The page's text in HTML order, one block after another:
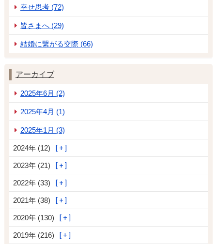
幸せ思考 (72)
皆さまへ (29)
結婚に繋がる交際 (66)
アーカイブ
2025年6月 (2)
2025年4月 (1)
2025年1月 (3)
2024年 (12)
2023年 (21)
2022年 (33)
2021年 (38)
2020年 (130)
2019年 (216)